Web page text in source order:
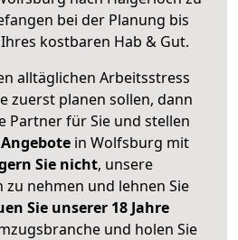
bei der Planung bis
kostbaren Hab & Gut.
alltäglichen Arbeitsstress
zuerst planen sollen, dann
Partner für Sie und stellen
in Wolfsburg mit
Sie nicht, unsere
zu nehmen und lehnen Sie
Sie unserer 18 Jahre
und holen Sie